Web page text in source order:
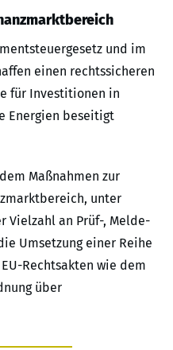
und im
einen rechtssicheren
für Investitionen in
Energien beseitigt
Maßnahmen zur
unter
Vielzahl an Prüf-, Melde-
Umsetzung einer Reihe
Rechtsakten wie dem
über